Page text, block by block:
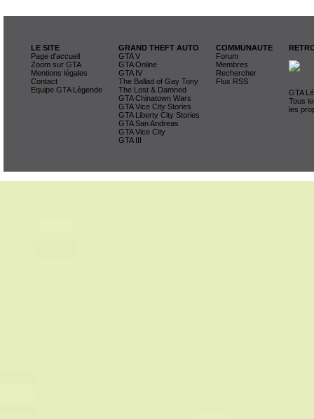
LE SITE
Page d'accueil
Zoom sur GTA
Mentions légales
Contact
Equipe GTA Légende
GRAND THEFT AUTO
GTA V
GTA Online
GTA IV
The Ballad of Gay Tony
The Lost & Damned
GTA Chinatown Wars
GTA Vice City Stories
GTA Liberty City Stories
GTA San Andreas
GTA Vice City
GTA III
COMMUNAUTE
Forum
Membres
Rechercher
Flux RSS
GTA
Tous
les